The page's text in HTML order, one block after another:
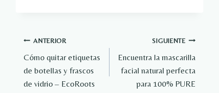
Navegación
de
entradas
ANTERIOR
Cómo quitar etiquetas
de botellas y frascos
de vidrio – EcoRoots
SIGUIENTE
Encuentra la mascarilla
facial natural perfecta
para 100% PURE